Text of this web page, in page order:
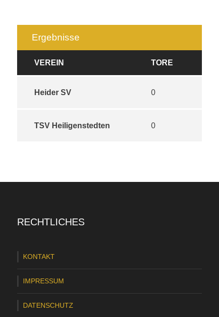
Ergebnisse
VEREIN TORE
Heider SV 0
TSV Heiligenstedten 0
RECHTLICHES
KONTAKT
IMPRESSUM
DATENSCHUTZ